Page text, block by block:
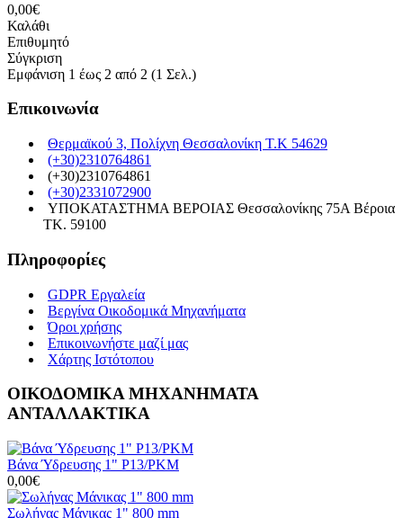
0,00€
Καλάθι
Επιθυμητό
Σύγκριση
Εμφάνιση 1 έως 2 από 2 (1 Σελ.)
Επικοινωνία
Θερμαϊκού 3, Πολίχνη Θεσσαλονίκη Τ.Κ 54629
(+30)2310764861
(+30)2310764861
(+30)2331072900
ΥΠΟΚΑΤΑΣΤΗΜΑ ΒΕΡΟΙΑΣ Θεσσαλονίκης 75Α Βέροια
ΤΚ. 59100
Πληροφορίες
GDPR Εργαλεία
Βεργίνα Οικοδομικά Μηχανήματα
Όροι χρήσης
Επικοινωνήστε μαζί μας
Χάρτης Ιστότοπου
ΟΙΚΟΔΟΜΙΚΑ ΜΗΧΑΝΗΜΑΤΑ
ΑΝΤΑΛΛΑΚΤΙΚΑ
Βάνα Ύδρευσης 1" Ρ13/ΡΚΜ
0,00€
Σωλήνας Μάνικας 1" 800 mm